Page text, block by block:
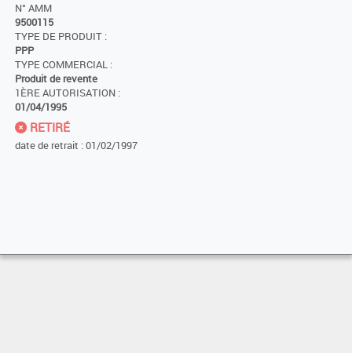
N° AMM
9500115
TYPE DE PRODUIT :
PPP
TYPE COMMERCIAL :
Produit de revente
1ÈRE AUTORISATION :
01/04/1995
RETIRÉ
date de retrait : 01/02/1997